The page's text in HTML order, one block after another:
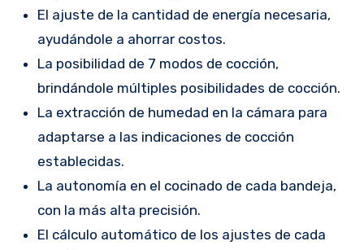
El ajuste de la cantidad de energía necesaria,
ayudándole a ahorrar costos.
La posibilidad de 7 modos de cocción,
brindándole múltiples posibilidades de cocción.
La extracción de humedad en la cámara para
adaptarse a las indicaciones de cocción
establecidas.
La autonomía en el cocinado de cada bandeja,
con la más alta precisión.
El cálculo automático de los ajustes de cada